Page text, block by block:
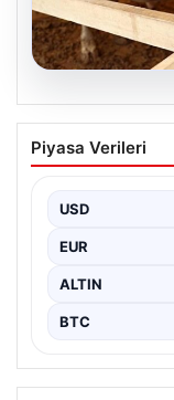
07.08.2026
Kurbanlık
2026:
ve tüm
Piyasa Verileri
USD
EUR
ALTIN
BTC